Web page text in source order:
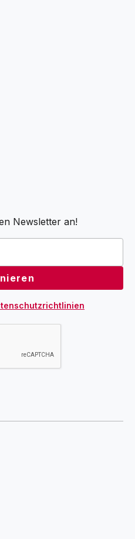
Newsletter an!